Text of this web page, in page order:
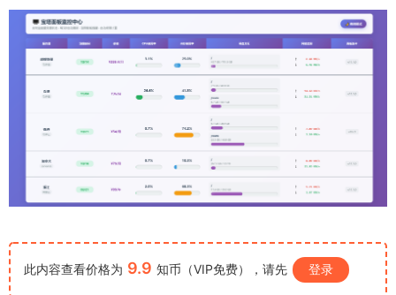
此内容查看价格为 9.9 知币（VIP免费），请先 登录